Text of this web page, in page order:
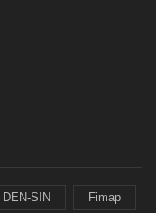
DEN-SIN Fimap